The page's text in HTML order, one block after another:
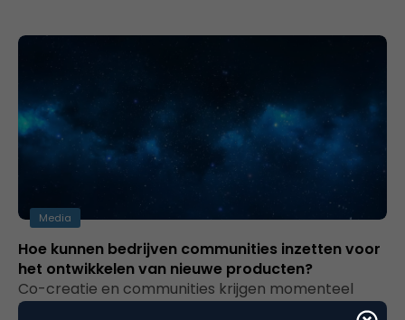
Media
Hoe kunnen bedrijven communities inzetten voor
het ontwikkelen van nieuwe producten?
Co-creatie en communities krijgen momenteel
buitengewoon veel aandacht. Er gaat geen week